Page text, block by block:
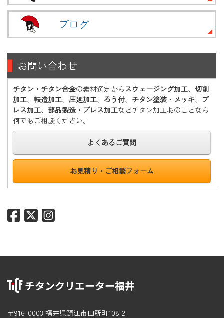
ブログ
お問い合わせ
チタン・チタン合金の素材選定からスウェージング加工、 切削
加工、 転造加工、 圧延加工、 ろう付、 チタン塗装・メッキ、 プ
レス加工、 部品製造・プレス加工などチタン加工おのことなら
何でもご相談ください。
よくあるご質問
お見積り・ご相談フォーム
〒916-0003 福井県鯖江市田所町108-2